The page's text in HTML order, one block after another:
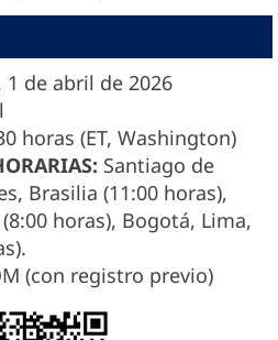
1 de abril de 2026
horas (ET, Washington)
Santiago de
Brasilia (11:00 horas),
horas), Bogotá, Lima,
(con registro previo)